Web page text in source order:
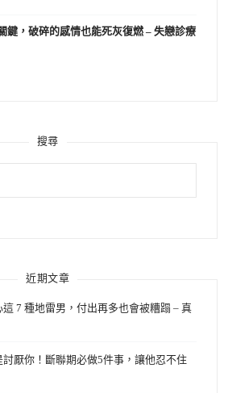
鍵，破碎的感情也能死灰復燃 – 失戀診療
搜尋
近期文章
7 種地雷男，付出再多也會被糟蹋 – 真
厭你！斷聯期必做5件事，讓他忍不住